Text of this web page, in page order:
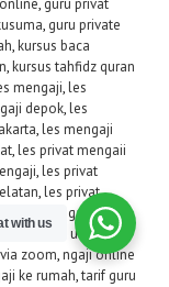
, guru privat
, guru private
,kursus baca
,kursus tahfidz quran
mengaji,les
depok,les
,les mengaji
,les privat mengaii
,les privat
,les privat
privat mengaji ke
mengaji untuk
zoom,ngaji online
ke rumah,tarif guru
with us